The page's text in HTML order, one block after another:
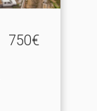
750€